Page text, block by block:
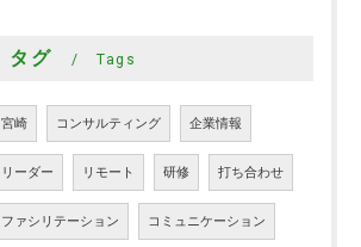
タグ Tags
宮崎 コンサルティング 企業情報
リーダー リモート 研修 打ち合わせ
ファシリテーション コミュニケーション